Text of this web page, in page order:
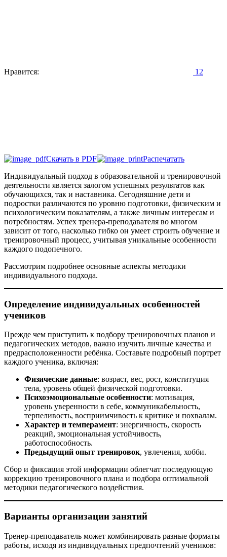
Нравится: 12
Скачать в PDF
Распечатать
Индивидуальный подход в образовательной и тренировочной
деятельности является залогом успешных результатов как
обучающихся, так и наставника. Сегодняшние дети и
подростки различаются по уровню подготовки, физическим и
психологическим показателям, а также личным интересам и
потребностям. Успех тренера-преподавателя во многом
зависит от того, насколько гибко он умеет строить обучение и
тренировочный процесс, учитывая уникальные особенности
каждого подопечного.
Рассмотрим подробнее основные аспекты методики
индивидуального подхода.
Определение индивидуальных особенностей
учеников
Прежде чем приступить к подбору тренировочных планов и
педагогических методов, важно изучить личные качества и
предрасположенности ребёнка. Составьте подробный портрет
каждого ученика, включая:
Физические данные: возраст, вес, рост, конституция
тела, уровень общей физической подготовки.
Психоэмоциональные особенности: мотивация,
уровень уверенности в себе, коммуникабельность,
терпеливость, восприимчивость к критике и похвалам.
Характер и темперамент: энергичность, скорость
реакций, эмоциональная устойчивость,
работоспособность.
Предыдущий опыт тренировок, увлечения, хобби.
Сбор и фиксация этой информации облегчат последующую
коррекцию тренировочного плана и подбора оптимальной
методики педагогического воздействия.
Варианты организации занятий
Тренер-преподаватель может комбинировать разные форматы
работы, исходя из индивидуальных предпочтений учеников: